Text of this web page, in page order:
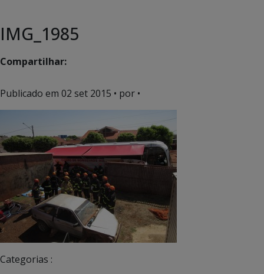
IMG_1985
Compartilhar:
Publicado em 02 set 2015 • por •
Categorias :